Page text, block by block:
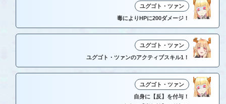
ユグゴト・ツァン
毒によりHPに200ダメージ！
ユグゴト・ツァン
ユグゴト・ツァンのアクティブスキル1！
ユグゴト・ツァン
自身に【反】を付与！